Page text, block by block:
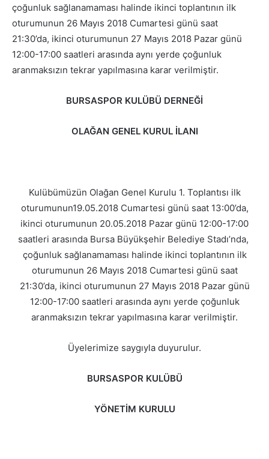
çoğunluk sağlanamaması halinde ikinci toplantının ilk
oturumunun 26 Mayıs 2018 Cumartesi günü saat
21:30’da, ikinci oturumunun 27 Mayıs 2018 Pazar günü
12:00-17:00 saatleri arasında aynı yerde çoğunluk
aranmaksızın tekrar yapılmasına karar verilmiştir.
BURSASPOR KULÜBÜ DERNEĞİ
OLAĞAN GENEL KURUL İLANI
Kulübümüzün Olağan Genel Kurulu 1. Toplantısı ilk
oturumunun19.05.2018 Cumartesi günü saat 13:00’da,
ikinci oturumunun 20.05.2018 Pazar günü 12:00-17:00
saatleri arasında Bursa Büyükşehir Belediye Stadı’nda,
çoğunluk sağlanamaması halinde ikinci toplantının ilk
oturumunun 26 Mayıs 2018 Cumartesi günü saat
21:30’da, ikinci oturumunun 27 Mayıs 2018 Pazar günü
12:00-17:00 saatleri arasında aynı yerde çoğunluk
aranmaksızın tekrar yapılmasına karar verilmiştir.
Üyelerimize saygıyla duyurulur.
BURSASPOR KULÜBÜ
YÖNETİM KURULU